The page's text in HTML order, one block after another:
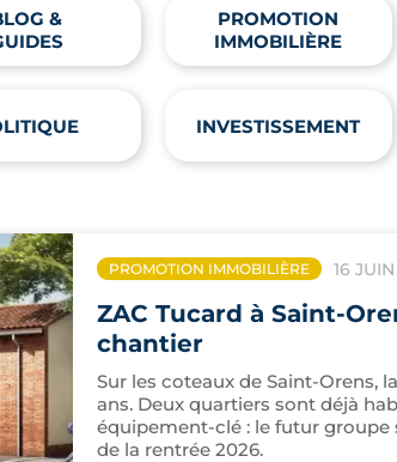
&
PROMOTION
IMMOBILIÈRE
INVESTISSEMENT
PROMOTION IMMOBILIÈRE 16
ZAC Tucard à Saint-
chantier
Sur les coteaux de Saint-Orens,
ans. Deux quartiers sont déjà
équipement-clé : le futur groupe
de la rentrée 2026.